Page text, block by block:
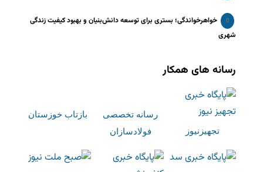
خواهرخواندگی؛ بستری برای توسعه دانش‌بنیان و بهبود کیفیت زندگی
شهری
رسانه های همکار
تجهیزنیوز
رسانه تخصصی
فولادسازان
بازتاب خوزستان